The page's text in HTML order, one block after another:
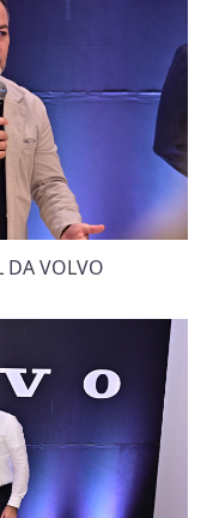
DA VOLVO